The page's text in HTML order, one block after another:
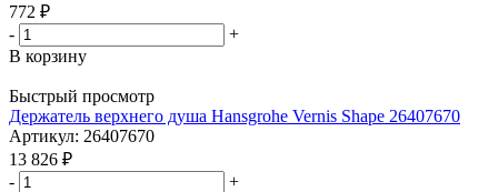
772 ₽
-
+
В корзину
Быстрый просмотр
Держатель верхнего душа Hansgrohe Vernis Shape 26407670
Артикул: 26407670
13 826 ₽
-
+